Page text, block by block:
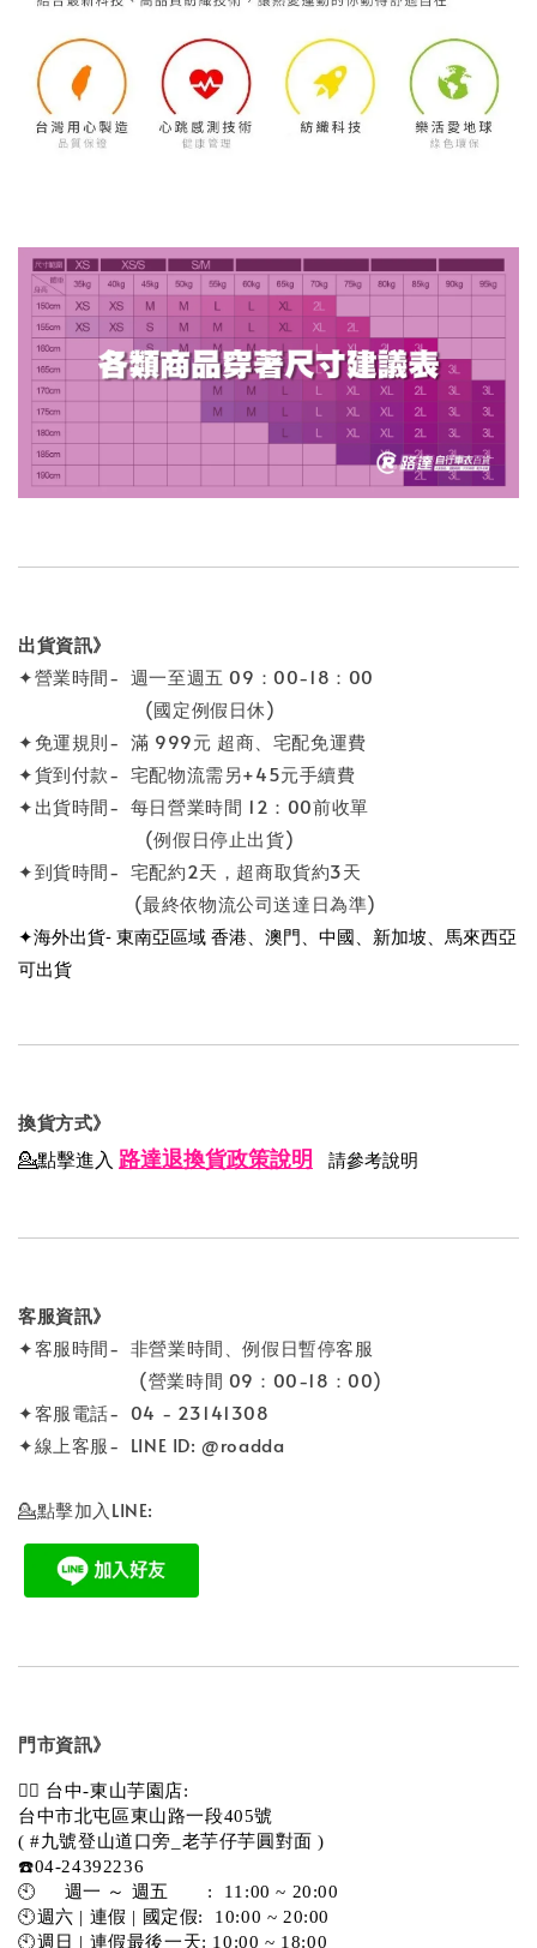
出貨資訊》
✦營業時間- 週一至週五 09：00-18：00
(國定例假日休)
✦免運規則- 滿 999元 超商、宅配免運費
✦貨到付款- 宅配物流需另+45元手續費
✦出貨時間- 每日營業時間 12：00前收單
(例假日停止出貨)
✦到貨時間- 宅配約2天，超商取貨約3天
(最終依物流公司送達日為準)
✦海外出貨- 東南亞區域 香港、澳門、中國、新加坡、馬來西亞
可出貨
換貨方式》
💁點擊進入 路達退換貨政策說明 請參考說明
客服資訊》
✦客服時間- 非營業時間、例假日暫停客服
(營業時間 09：00-18：00)
✦客服電話- 04 - 23141308
✦線上客服- LINE ID: @roadda
💁點擊加入LINE:
門市資訊》
💁‍♀️ 台中-東山芋園店:
台中市北屯區東山路一段405號
( #九號登山道口旁_老芋仔芋圓對面 )
☎️04-24392236
🕙     週一 ～ 週五       :  11:00 ~ 20:00
🕙週六 | 連假 | 國定假:  10:00 ~ 20:00
🕙週日 | 連假最後一天: 10:00 ~ 18:00